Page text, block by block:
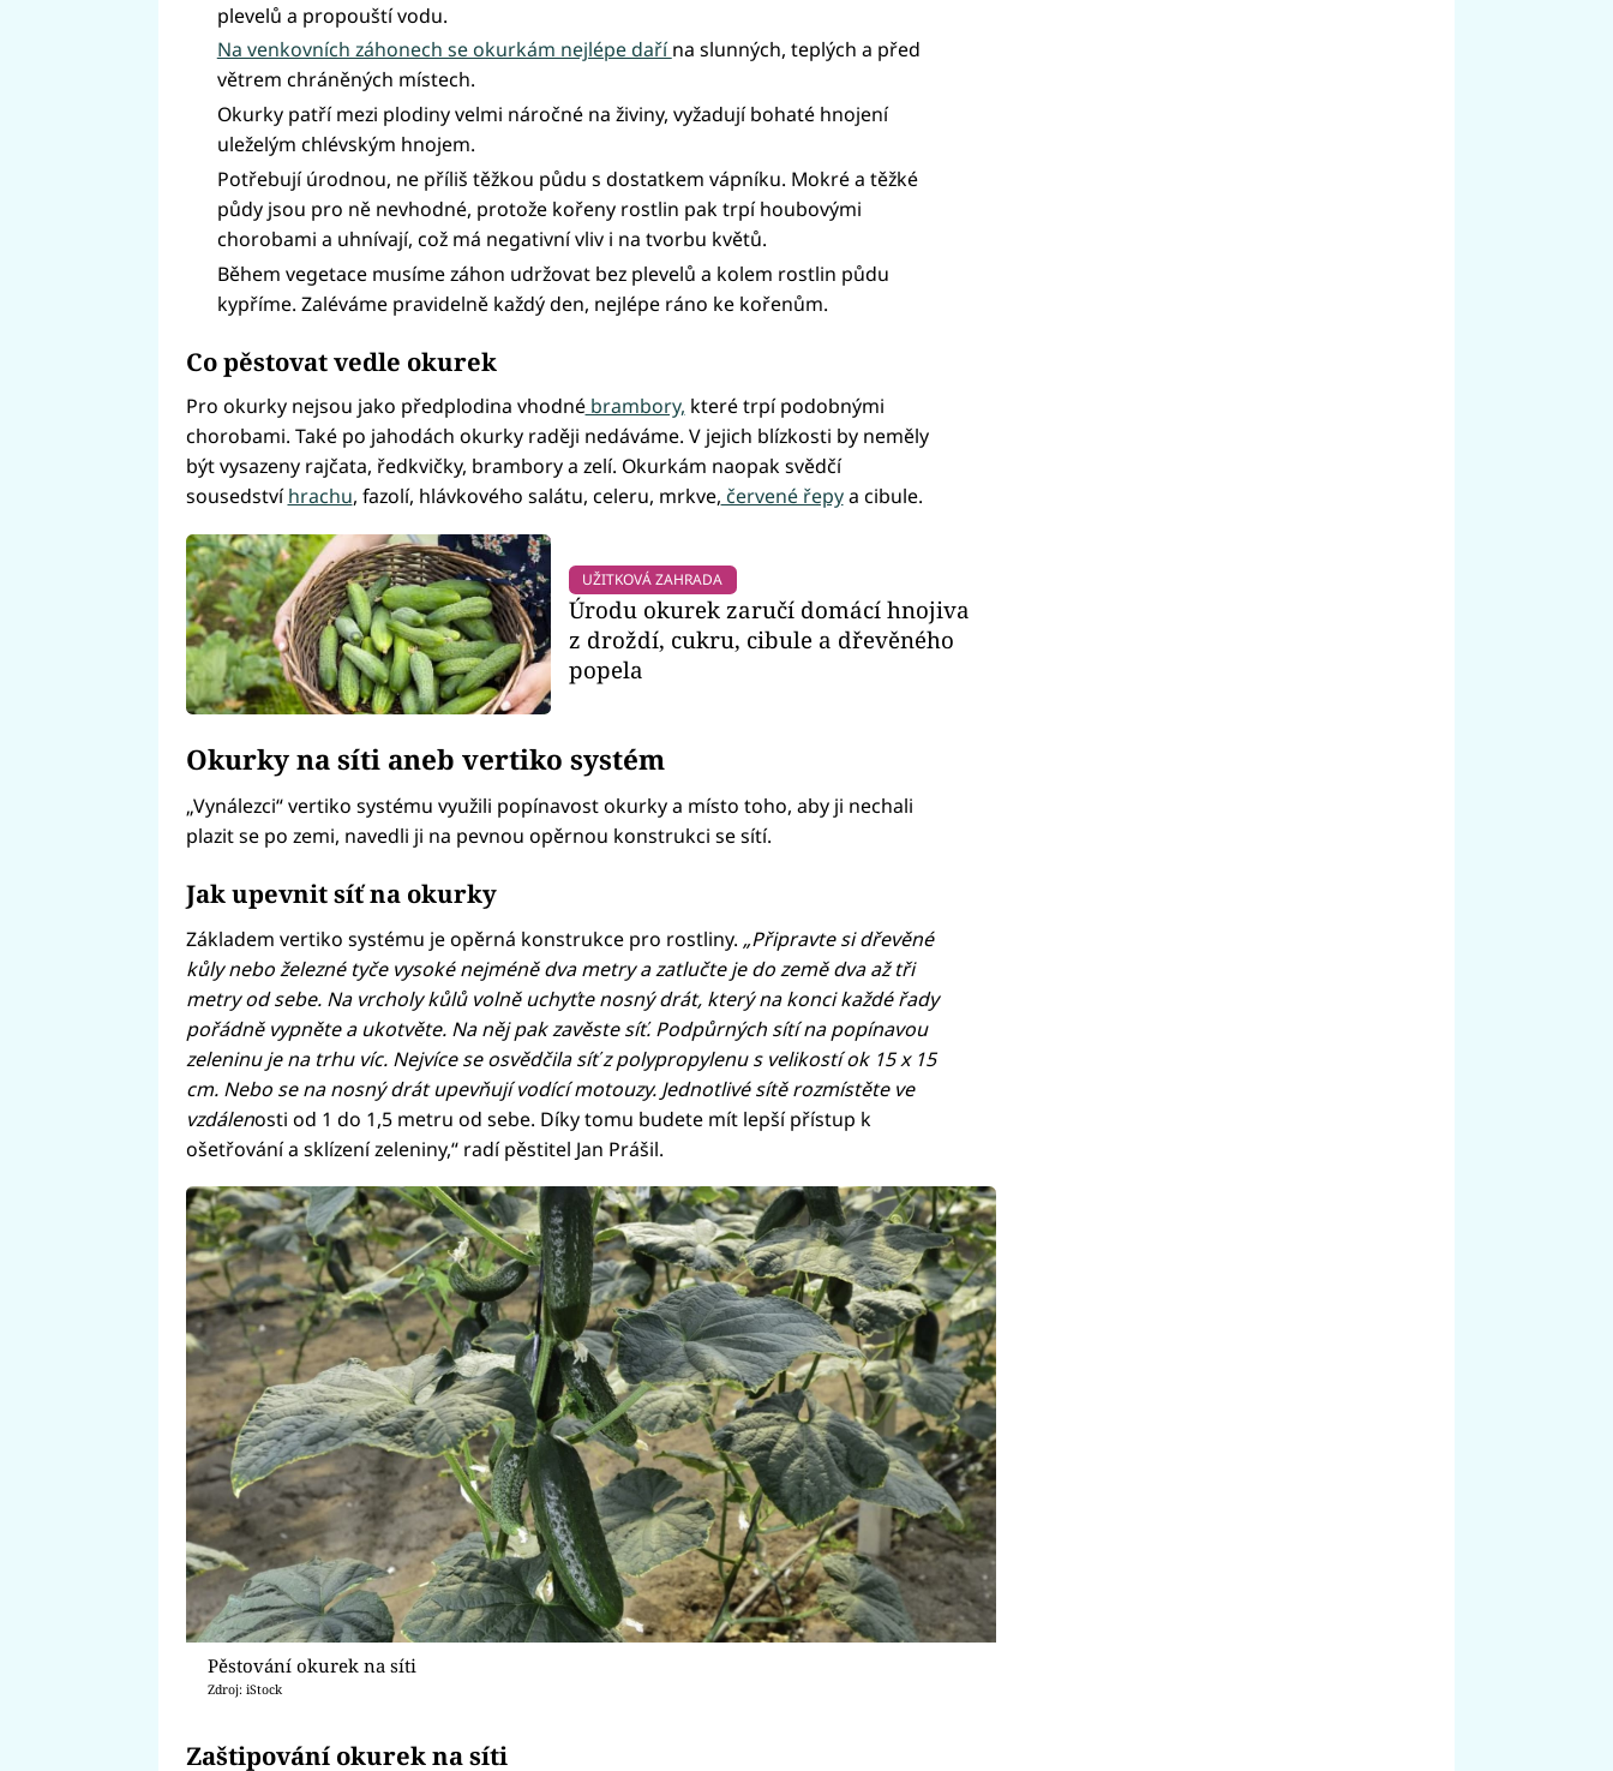
plevelů a propouští vodu.
Na venkovních záhonech se okurkám nejlépe daří na slunných, teplých a před
větrem chráněných místech.
Okurky patří mezi plodiny velmi náročné na živiny, vyžadují bohaté hnojení
uleželým chlévským hnojem.
Potřebují úrodnou, ne příliš těžkou půdu s dostatkem vápníku. Mokré a těžké
půdy jsou pro ně nevhodné, protože kořeny rostlin pak trpí houbovými
chorobami a uhnívají, což má negativní vliv i na tvorbu květů.
Během vegetace musíme záhon udržovat bez plevelů a kolem rostlin půdu
kypříme. Zaléváme pravidelně každý den, nejlépe ráno ke kořenům.
Co pěstovat vedle okurek
Pro okurky nejsou jako předplodina vhodnébrambory, které trpí podobnými
chorobami. Také po jahodách okurky raději nedáváme. V jejich blízkosti by neměly
být vysazeny rajčata, ředkvičky, brambory a zelí. Okurkám naopak svědčí
sousedstvíhrachu, fazolí, hlávkového salátu, celeru, mrkve, červené řepya cibule.
UŽITKOVÁ ZAHRADA
Úrodu okurek zaručí domácí hnojiva
z droždí, cukru, cibule a dřevěného
popela
Okurky na síti aneb vertiko systém
„Vynálezci“ vertiko systému využili popínavost okurky a místo toho, aby ji nechali
plazit se po zemi, navedli ji na pevnou opěrnou konstrukci se sítí.
Jak upevnit síť na okurky
Základem vertiko systému je opěrná konstrukce pro rostliny. „Připravte si dřevěné
kůly nebo železné tyče vysoké nejméně dva metry a zatlučte je do země dva až tři
metry od sebe. Na vrcholy kůlů volně uchyťte nosný drát, který na konci každé řady
pořádně vypněte a ukotvěte. Na něj pak zavěste síť. Podpůrných sítí na popínavou
zeleninu je na trhu víc. Nejvíce se osvědčila síť z polypropylenu s velikostí ok 15 x 15
cm. Nebo se na nosný drát upevňují vodící motouzy. Jednotlivé sítě rozmístěte ve
vzdálenosti od 1 do 1,5 metru od sebe. Díky tomu budete mít lepší přístup k
ošetřování a sklízení zeleniny,“ radí pěstitel Jan Prášil.
Pěstování okurek na síti
Zdroj: iStock
Zaštipování okurek na síti